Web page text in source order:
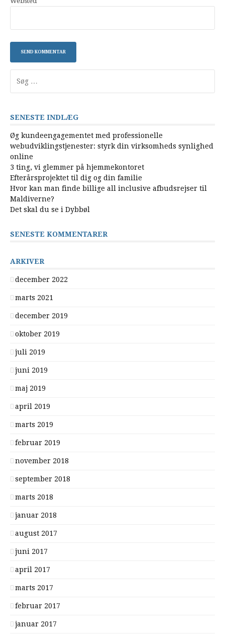
efter:
SENESTE INDLÆG
Øg kundeengagementet med professionelle
webudviklingstjenester: styrk din virksomheds synlighed
online
3 ting, vi glemmer på hjemmekontoret
Efterårsprojektet til dig og din familie
Hvor kan man finde billige all inclusive afbudsrejser til
Maldiverne?
Det skal du se i Dybbøl
SENESTE KOMMENTARER
ARKIVER
december 2022
marts 2021
december 2019
oktober 2019
juli 2019
juni 2019
maj 2019
april 2019
marts 2019
februar 2019
november 2018
september 2018
marts 2018
januar 2018
august 2017
juni 2017
april 2017
marts 2017
februar 2017
januar 2017